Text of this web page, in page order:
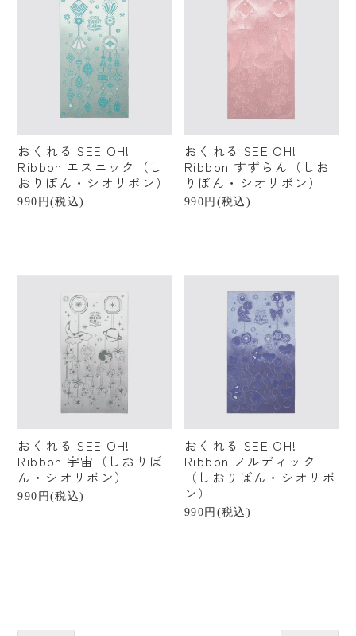
おくれる SEE OH!
Ribbon エスニック（し
おりぼん・シオリボン）
990円(税込)
おくれる SEE OH!
Ribbon すずらん（しお
りぼん・シオリボン）
990円(税込)
おくれる SEE OH!
Ribbon 宇宙（しおりぼ
ん・シオリボン）
990円(税込)
おくれる SEE OH!
Ribbon ノルディック
（しおりぼん・シオリボ
ン）
990円(税込)